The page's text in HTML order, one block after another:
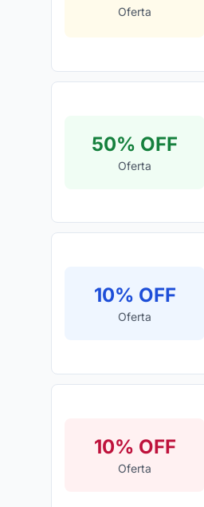
Oferta
50% OFF
Oferta
10% OFF
Oferta
10% OFF
Oferta